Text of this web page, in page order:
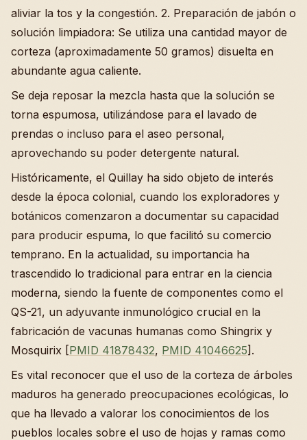
aliviar la tos y la congestión. 2. Preparación de jabón o
solución limpiadora: Se utiliza una cantidad mayor de
corteza (aproximadamente 50 gramos) disuelta en
abundante agua caliente.
Se deja reposar la mezcla hasta que la solución se
torna espumosa, utilizándose para el lavado de
prendas o incluso para el aseo personal,
aprovechando su poder detergente natural.
Históricamente, el Quillay ha sido objeto de interés
desde la época colonial, cuando los exploradores y
botánicos comenzaron a documentar su capacidad
para producir espuma, lo que facilitó su comercio
temprano. En la actualidad, su importancia ha
trascendido lo tradicional para entrar en la ciencia
moderna, siendo la fuente de componentes como el
QS-21, un adyuvante inmunológico crucial en la
fabricación de vacunas humanas como Shingrix y
Mosquirix [PMID 41878432, PMID 41046625].
Es vital reconocer que el uso de la corteza de árboles
maduros ha generado preocupaciones ecológicas, lo
que ha llevado a valorar los conocimientos de los
pueblos locales sobre el uso de hojas y ramas como